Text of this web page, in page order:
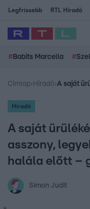
Legfrissebb RTL Híradó
# Babits Marcella #
Címlap› Híradó›
Híradó
A saját
asszony,
halála előtt –
Simon Judit